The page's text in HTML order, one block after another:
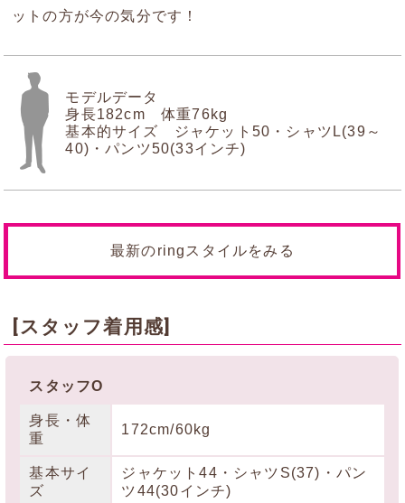
ットの方が今の気分です！
モデルデータ
身長182cm 体重76kg
基本的サイズ ジャケット50・シャツL(39～
40)・パンツ50(33インチ)
最新のringスタイルをみる
[スタッフ着用感]
スタッフO
身長・体
重
172cm/60kg
基本サイ
ズ
ジャケット44・シャツS(37)・パン
ツ44(30インチ)